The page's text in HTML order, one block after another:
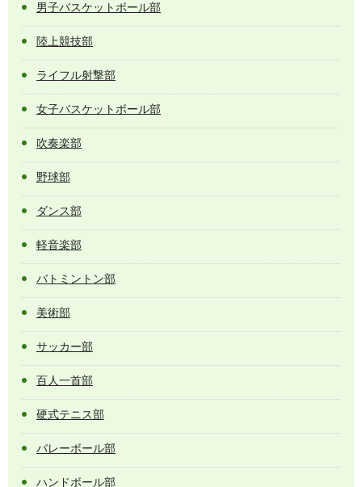
男子バスケットボール部
陸上競技部
ライフル射撃部
女子バスケットボール部
吹奏楽部
野球部
ダンス部
軽音楽部
バトミントン部
美術部
サッカー部
百人一首部
硬式テニス部
バレーボール部
ハンドボール部